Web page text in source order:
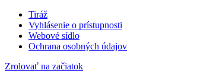
Tiráž
Vyhlásenie o prístupnosti
Webové sídlo
Ochrana osobných údajov
Zrolovať na začiatok